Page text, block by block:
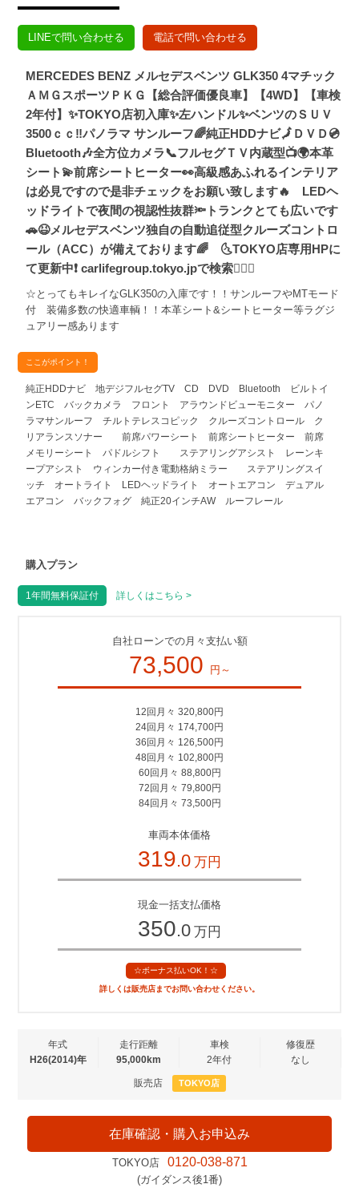
LINEで問い合わせる 電話で問い合わせる
MERCEDES BENZ メルセデスベンツ GLK350 4マチック
ＡＭＧスポーツＰＫＧ【総合評価優良車】【4WD】【車検
2年付】✨TOKYO店初入庫✨左ハンドル✨ベンツのＳＵＶ
3500ｃｃ‼️パノラマ サンルーフ🌈純正HDDナビ🗾ＤＶＤ💿
Bluetooth🎶全方位カメラ📞フルセグＴＶ内蔵型📺🌍本革
シート💫前席シートヒーター👀高級感あふれるインテリア
は必見ですので是非チェックをお願い致します🔥 LEDヘ
ッドライトで夜間の視認性抜群🔦トランクとても広いです
🚗😆メルセデスベンツ独自の自動追従型クルーズコントロ
ール（ACC）が備えております🌈 🌜TOKYO店専用HPに
て更新中❗ carlifegroup.tokyo.jpで検索🕵️‍♂️🌛
☆とってもキレイなGLK350の入庫です！！サンルーフやMTモード
付 装備多数の快適車輌！！本革シート&シートヒーター等ラグジ
ュアリー感あります
ここがポイント！
純正HDDナビ 地デジフルセグTV CD DVD Bluetooth ビルトイ
ンETC バックカメラ フロント アラウンドビューモニター パノ
ラマサンルーフ チルトテレスコピック クルーズコントロール ク
リアランスソナー 前席パワーシート 前席シートヒーター 前席
メモリーシート パドルシフト ステアリングアシスト レーンキ
ープアシスト ウィンカー付き電動格納ミラー ステアリングスイ
ッチ オートライト LEDヘッドライト オートエアコン デュアル
エアコン バックフォグ 純正20インチAW ルーフレール
購入プラン
1年間無料保証付 詳しくはこちら >
自社ローンでの月々支払い額
73,500 円～
12回月々 320,800円
24回月々 174,700円
36回月々 126,500円
48回月々 102,800円
60回月々 88,800円
72回月々 79,800円
84回月々 73,500円
車両本体価格
319.0 万円
現金一括支払価格
350.0 万円
☆ボーナス払いOK！☆
詳しくは販売店までお問い合わせください。
年式
H26(2014)年
走行距離
95,000km
車検
2年付
修復歴
なし
販売店 TOKYO店
在庫確認・購入お申込み
TOKYO店 0120-038-871
(ガイダンス後1番)